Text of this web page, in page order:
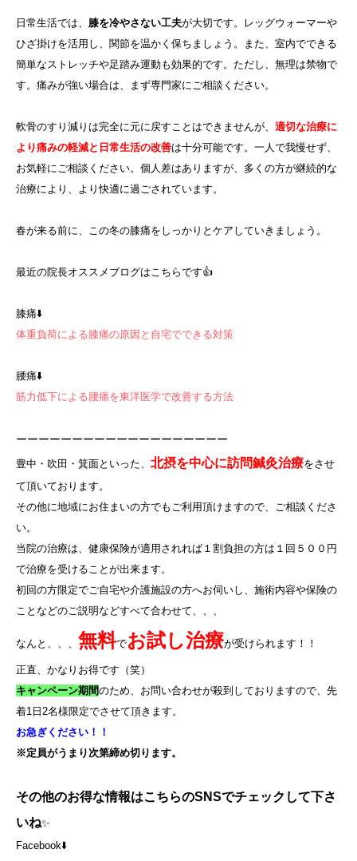
日常生活では、 膝を冷やさない工夫が大切です。レッグウォーマーや
ひざ掛けを活用し、関節を温かく保ちましょう。また、室内でできる
簡単なストレッチや足踏み運動も効果的です。ただし、無理は禁物で
す。痛みが強い場合は、まず専門家にご相談ください。
軟骨のすり減りは完全に元に戻すことはできませんが、 適切な治療に
より痛みの軽減と日常生活の改善は十分可能です。一人で我慢せず、
お気軽にご相談ください。個人差はありますが、多くの方が継続的な
治療により、より快適に過ごされています。
春が来る前に、この冬の膝痛をしっかりとケアしていきましょう。
最近の院長オススメブログはこちらです👍
膝痛⬇️
体重負荷による膝痛の原因と自宅でできる対策
腰痛⬇️
筋力低下による腰痛を東洋医学で改善する方法
ーーーーーーーーーーーーーーーーーーー
豊中・吹田・箕面といった、 北摂を中心に訪問鍼灸治療をさせ
て頂いております。
その他に地域にお住まいの方でもご利用頂けますので、ご相談くださ
い。
当院の治療は、健康保険が適用されれば１割負担の方は１回５００円
で治療を受けることが出来ます。
初回の方限定でご自宅や介護施設の方へお伺いし、施術内容や保険の
ことなどのご説明などすべて合わせて、、、
なんと、、、 無料でお試し治療が受けられます！！
正直、かなりお得です（笑）
キャンペーン期間のため、お問い合わせが殺到しておりますので、先
着1 日 2名様限定でさせて頂きます。
お急ぎください！！
※定員がうまり次第締め切ります。
その他のお得な情報はこちらのSNSでチェックして下さ
いね✨
Facebook⬇️